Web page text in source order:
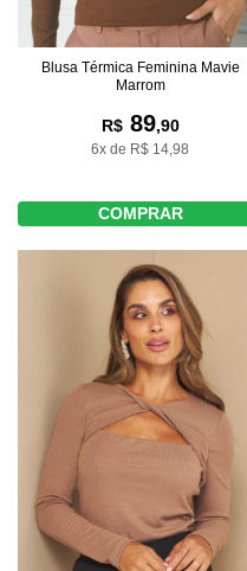
Blusa Térmica Feminina Mavie
Marrom
R$89,90
6x de R$ 14,98
COMPRAR